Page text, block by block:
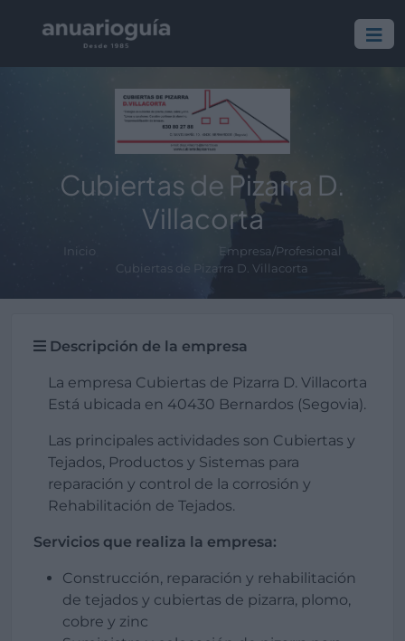
Cubiertas de Pizarra D.
Villacorta
Inicio
Empresa/Profesional
Cubiertas de Pizarra D. Villacorta
Descripción de la empresa
La empresa Cubiertas de Pizarra D. Villacorta
Está ubicada en 40430 Bernardos (Segovia).
Las principales actividades son Cubiertas y
Tejados, Productos y Sistemas para
reparación y control de la corrosión y
Rehabilitación de Tejados.
Servicios que realiza la empresa:
Construcción, reparación y rehabilitación
de tejados y cubiertas de pizarra, plomo,
cobre y zinc